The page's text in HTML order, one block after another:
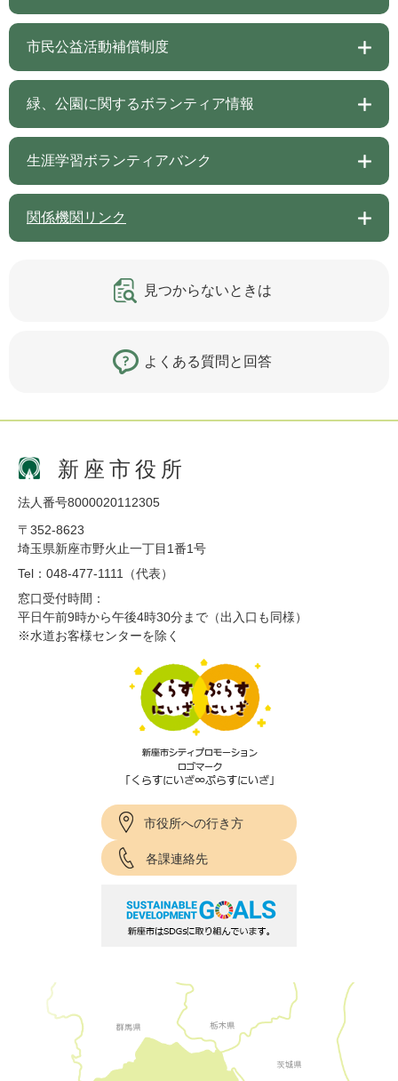
市民公益活動補償制度
緑、公園に関するボランティア情報
生涯学習ボランティアバンク
関係機関リンク
見つからないときは
よくある質問と回答
新座市役所
法人番号8000020112305
〒352-8623
埼玉県新座市野火止一丁目1番1号
Tel：048-477-1111（代表）
窓口受付時間：
平日午前9時から午後4時30分まで（出入口も同様）
※水道お客様センターを除く
市役所への行き方
各課連絡先